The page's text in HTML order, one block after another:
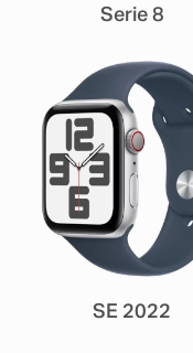
Serie 8
SE 2022